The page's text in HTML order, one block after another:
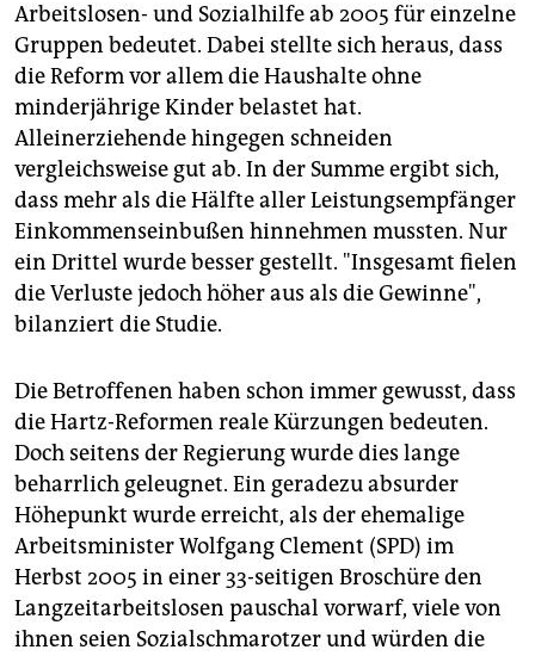
Arbeitslosen- und Sozialhilfe ab 2005 für einzelne
Gruppen bedeutet. Dabei stellte sich heraus, dass
die Reform vor allem die Haushalte ohne
minderjährige Kinder belastet hat.
Alleinerziehende hingegen schneiden
vergleichsweise gut ab. In der Summe ergibt sich,
dass mehr als die Hälfte aller Leistungsempfänger
Einkommenseinbußen hinnehmen mussten. Nur
ein Drittel wurde besser gestellt. "Insgesamt fielen
die Verluste jedoch höher aus als die Gewinne",
bilanziert die Studie.
Die Betroffenen haben schon immer gewusst, dass
die Hartz-Reformen reale Kürzungen bedeuten.
Doch seitens der Regierung wurde dies lange
beharrlich geleugnet. Ein geradezu absurder
Höhepunkt wurde erreicht, als der ehemalige
Arbeitsminister Wolfgang Clement (SPD) im
Herbst 2005 in einer 33-seitigen Broschüre den
Langzeitarbeitslosen pauschal vorwarf, viele von
ihnen seien Sozialschmarotzer und würden die